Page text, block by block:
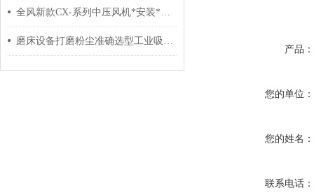
全风新款CX-系列中压风机*安装*参数
磨床设备打磨粉尘准确选型工业吸尘器工业集尘器参数和外型尺寸
产品：
您的单位：
您的姓名：
联系电话：